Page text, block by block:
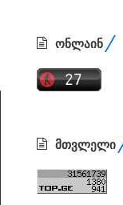
ონლაინ
მთვლელი